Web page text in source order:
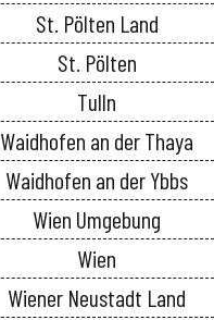
St. Pölten Land
St. Pölten
Tulln
Waidhofen an der Thaya
Waidhofen an der Ybbs
Wien Umgebung
Wien
Wiener Neustadt Land